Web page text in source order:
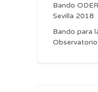
Bando
Sevilla 2018
Bando para
Observatorio